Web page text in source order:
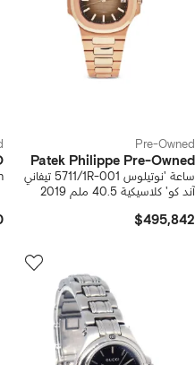
Pre-Owned
Patek Philippe Pre-Owned
ساعة 'نوتيلوس 5711/1R-001 تيفاني
آند كو' كلاسيكية 40.5 ملم 2019
$495,842